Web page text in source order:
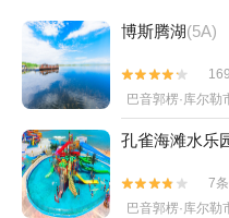
博斯腾湖(5A)


巴音郭楞·库尔勒
孔雀海滩水乐


7
巴音郭楞·库尔勒